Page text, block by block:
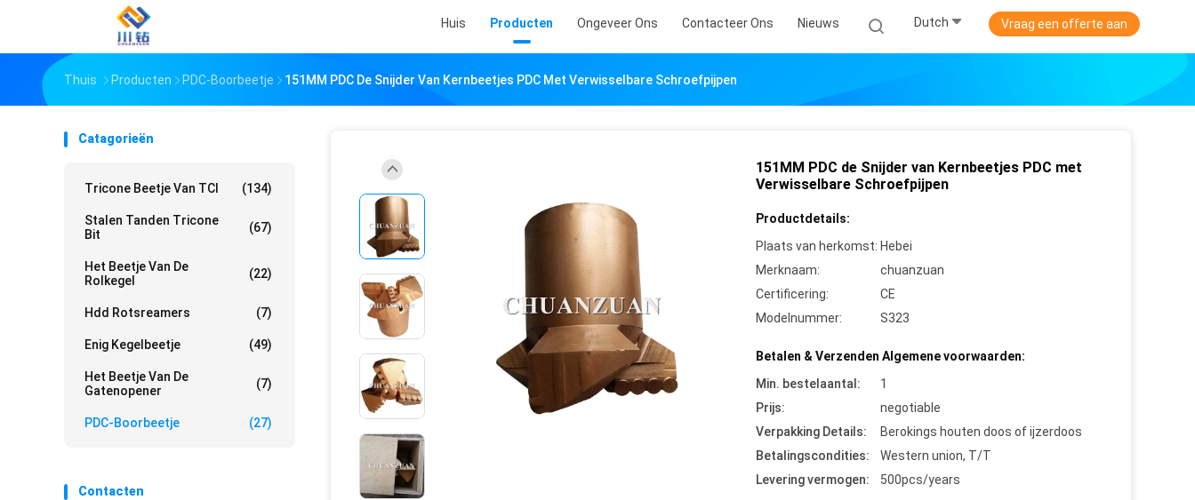
Huis Producten Ongeveer Ons Contacteer Ons Nieuws Dutch Vraag een offerte aan
Thuis Producten PDC-Boorbeetje 151MM PDC De Snijder Van Kernbeetjes PDC Met Verwisselbare Schroefpijpen
Catagorieën
Tricone Beetje Van TCI (134)
Stalen Tanden Tricone
Bit
(67)
Het Beetje Van De
Rolkegel
(22)
Hdd Rotsreamers (7)
Enig Kegelbeetje (49)
Het Beetje Van De
Gatenopener
(7)
PDC-Boorbeetje (27)
Contacten
151MM PDC de Snijder van Kernbeetjes PDC met
Verwisselbare Schroefpijpen
Productdetails:
Plaats van herkomst: Hebei
Merknaam:
chuanzuan
Certificering:
CE
Modelnummer:
S323
Betalen & Verzenden Algemene voorwaarden:
Min. bestelaantal:
1
Prijs:
negotiable
Verpakking Details:
Berokings houten doos of ijzerdoos
Betalingscondities:
Western union, T/T
Levering vermogen:
500pcs/years